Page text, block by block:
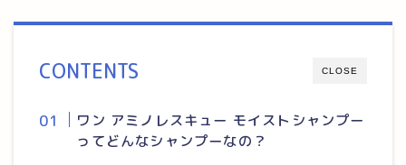
CLOSE
CONTENTS
ワン アミノレスキュー モイストシャンプー
ってどんなシャンプーなの？